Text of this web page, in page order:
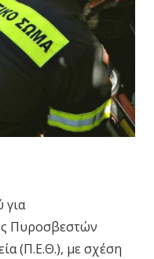
για
Πυροσβεστών
(Π.Ε.Θ.), με σχέση